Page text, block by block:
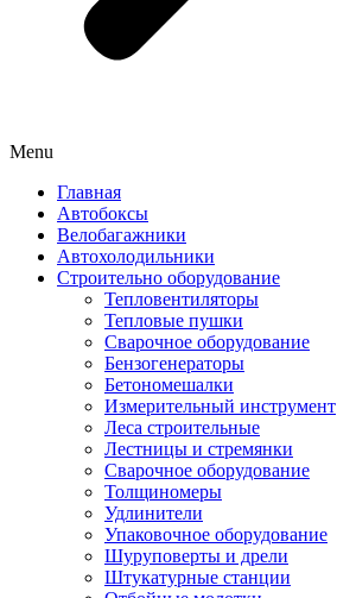
Menu
Главная
Автобоксы
Велобагажники
Автохолодильники
Строительно оборудование
Тепловентиляторы
Тепловые пушки
Сварочное оборудование
Бензогенераторы
Бетономешалки
Измерительный инструмент
Леса строительные
Лестницы и стремянки
Сварочное оборудование
Толщиномеры
Удлинители
Упаковочное оборудование
Шуруповерты и дрели
Штукатурные станции